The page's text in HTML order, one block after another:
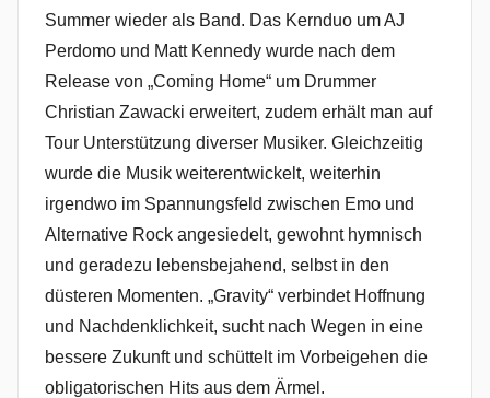
Summer wieder als Band. Das Kernduo um AJ
Perdomo und Matt Kennedy wurde nach dem
Release von „Coming Home“ um Drummer
Christian Zawacki erweitert, zudem erhält man auf
Tour Unterstützung diverser Musiker. Gleichzeitig
wurde die Musik weiterentwickelt, weiterhin
irgendwo im Spannungsfeld zwischen Emo und
Alternative Rock angesiedelt, gewohnt hymnisch
und geradezu lebensbejahend, selbst in den
düsteren Momenten. „Gravity“ verbindet Hoffnung
und Nachdenklichkeit, sucht nach Wegen in eine
bessere Zukunft und schüttelt im Vorbeigehen die
obligatorischen Hits aus dem Ärmel.